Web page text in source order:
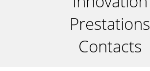
Prestations
Contacts